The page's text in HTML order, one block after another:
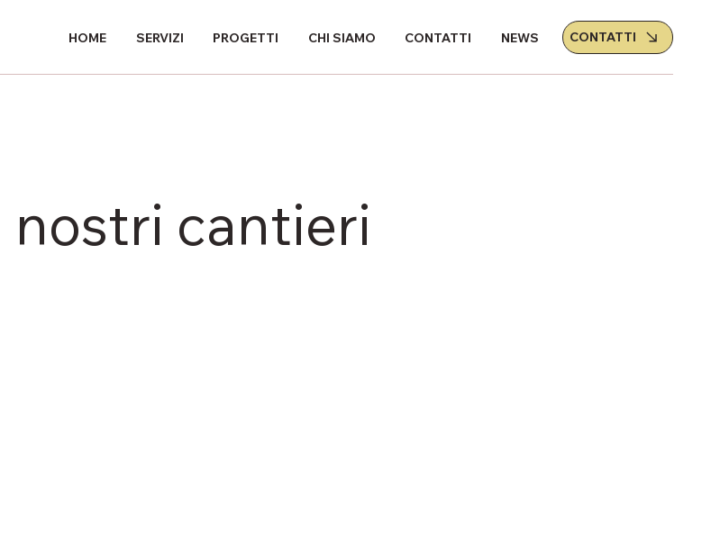
HOME SERVIZI PROGETTI CHI SIAMO CONTATTI NEWS CONTATTI
nostri cantieri